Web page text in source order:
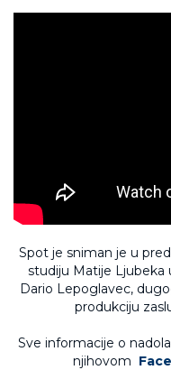
Spot je sniman je u
studiju Matije Ljubeka
Dario Lepoglavec,
produkciju
Sve informacije o
njihovom